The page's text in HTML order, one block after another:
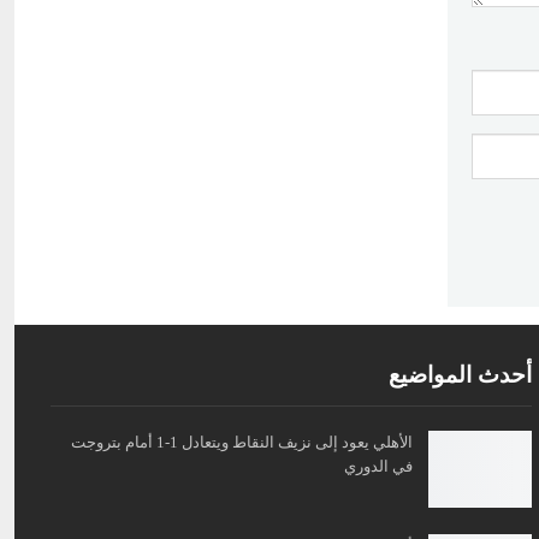
أحدث المواضيع
الأهلي يعود إلى نزيف النقاط ويتعادل 1-1 أمام بتروجت
في الدوري